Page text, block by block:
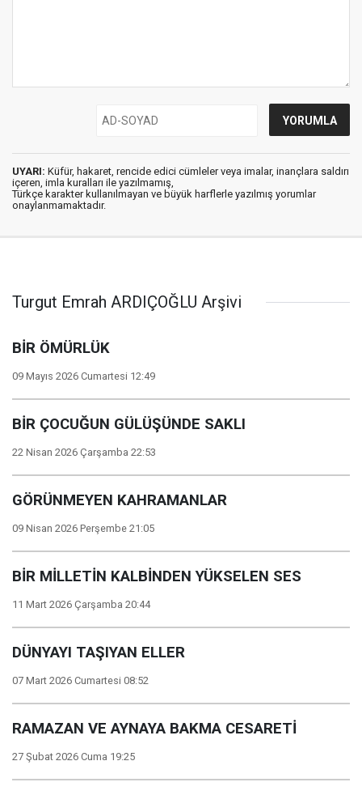
UYARI: Küfür, hakaret, rencide edici cümleler veya imalar, inançlara saldırı
içeren, imla kuralları ile yazılmamış,
Türkçe karakter kullanılmayan ve büyük harflerle yazılmış yorumlar
onaylanmamaktadır.
Turgut Emrah ARDIÇOĞLU Arşivi
BİR ÖMÜRLÜK
09 Mayıs 2026 Cumartesi 12:49
BİR ÇOCUĞUN GÜLÜŞÜNDE SAKLI
22 Nisan 2026 Çarşamba 22:53
GÖRÜNMEYEN KAHRAMANLAR
09 Nisan 2026 Perşembe 21:05
BİR MİLLETİN KALBİNDEN YÜKSELEN SES
11 Mart 2026 Çarşamba 20:44
DÜNYAYI TAŞIYAN ELLER
07 Mart 2026 Cumartesi 08:52
RAMAZAN VE AYNAYA BAKMA CESARETİ
27 Şubat 2026 Cuma 19:25